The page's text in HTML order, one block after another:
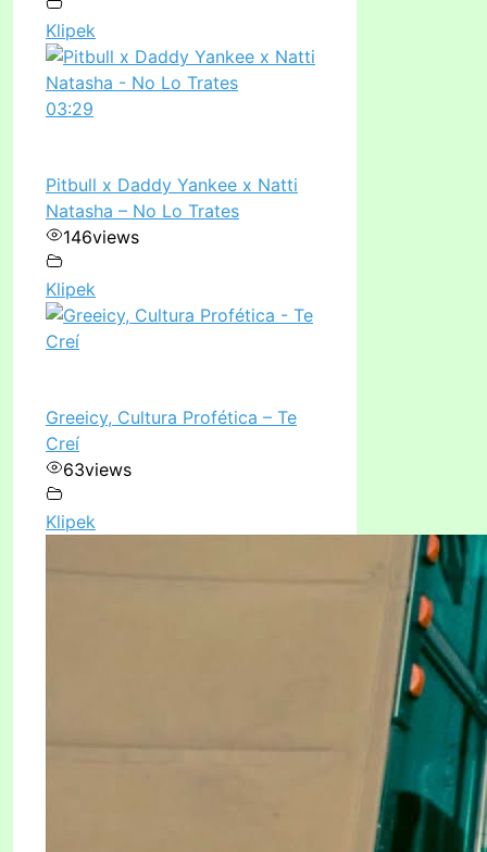
Klipek
03:29
Pitbull x Daddy Yankee x Natti
Natasha – No Lo Trates
146views
Klipek
Greeicy, Cultura Profética – Te
Creí
63views
Klipek